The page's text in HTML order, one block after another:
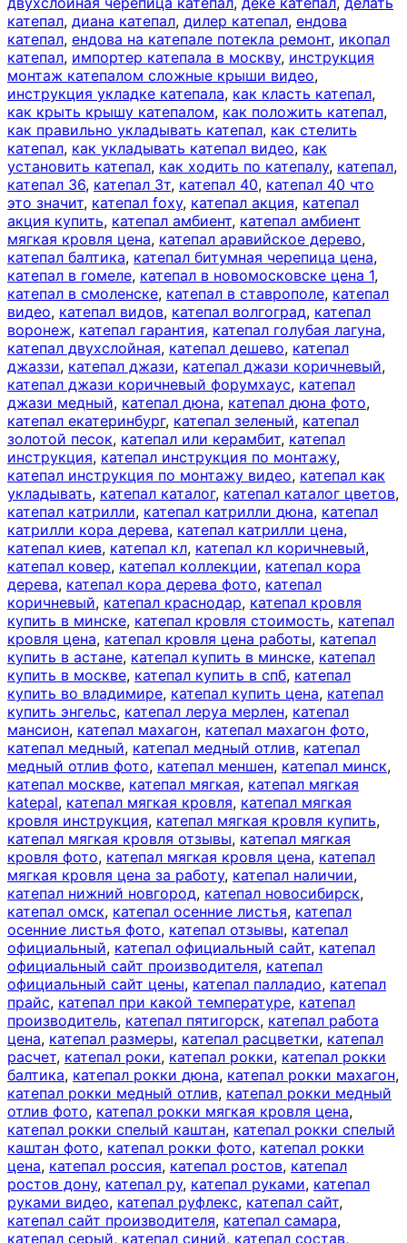
катепал, диана катепал, дилер катепал, ендова
катепал, ендова на катепале потекла ремонт, икопал
катепал, импортер катепала в москву, инструкция
монтаж катепалом сложные крыши видео,
инструкция укладке катепала, как класть катепал,
как крыть крышу катепалом, как положить катепал,
как правильно укладывать катепал, как стелить
катепал, как укладывать катепал видео, как
установить катепал, как ходить по катепалу, катепал,
катепал 36, катепал 3т, катепал 40, катепал 40 что
это значит, катепал foxy, катепал акция, катепал
акция купить, катепал амбиент, катепал амбиент
мягкая кровля цена, катепал аравийское дерево,
катепал балтика, катепал битумная черепица цена,
катепал в гомеле, катепал в новомосковске цена 1,
катепал в смоленске, катепал в ставрополе, катепал
видео, катепал видов, катепал волгоград, катепал
воронеж, катепал гарантия, катепал голубая лагуна,
катепал двухслойная, катепал дешево, катепал
джаззи, катепал джази, катепал джази коричневый,
катепал джази коричневый форумхаус, катепал
джази медный, катепал дюна, катепал дюна фото,
катепал екатеринбург, катепал зеленый, катепал
золотой песок, катепал или керамбит, катепал
инструкция, катепал инструкция по монтажу,
катепал инструкция по монтажу видео, катепал как
укладывать, катепал каталог, катепал каталог цветов,
катепал катрилли, катепал катрилли дюна, катепал
катрилли кора дерева, катепал катрилли цена,
катепал киев, катепал кл, катепал кл коричневый,
катепал ковер, катепал коллекции, катепал кора
дерева, катепал кора дерева фото, катепал
коричневый, катепал краснодар, катепал кровля
купить в минске, катепал кровля стоимость, катепал
кровля цена, катепал кровля цена работы, катепал
купить в астане, катепал купить в минске, катепал
купить в москве, катепал купить в спб, катепал
купить во владимире, катепал купить цена, катепал
купить энгельс, катепал леруа мерлен, катепал
мансион, катепал махагон, катепал махагон фото,
катепал медный, катепал медный отлив, катепал
медный отлив фото, катепал меншен, катепал минск,
катепал москве, катепал мягкая, катепал мягкая
katepal, катепал мягкая кровля, катепал мягкая
кровля инструкция, катепал мягкая кровля купить,
катепал мягкая кровля отзывы, катепал мягкая
кровля фото, катепал мягкая кровля цена, катепал
мягкая кровля цена за работу, катепал наличии,
катепал нижний новгород, катепал новосибирск,
катепал омск, катепал осенние листья, катепал
осенние листья фото, катепал отзывы, катепал
официальный, катепал официальный сайт, катепал
официальный сайт производителя, катепал
официальный сайт цены, катепал палладио, катепал
прайс, катепал при какой температуре, катепал
производитель, катепал пятигорск, катепал работа
цена, катепал размеры, катепал расцветки, катепал
расчет, катепал роки, катепал рокки, катепал рокки
балтика, катепал рокки дюна, катепал рокки махагон,
катепал рокки медный отлив, катепал рокки медный
отлив фото, катепал рокки мягкая кровля цена,
катепал рокки спелый каштан, катепал рокки спелый
каштан фото, катепал рокки фото, катепал рокки
цена, катепал россия, катепал ростов, катепал
ростов дону, катепал ру, катепал руками, катепал
руками видео, катепал руфлекс, катепал сайт,
катепал сайт производителя, катепал самара,
катепал серый, катепал синий, катепал состав,